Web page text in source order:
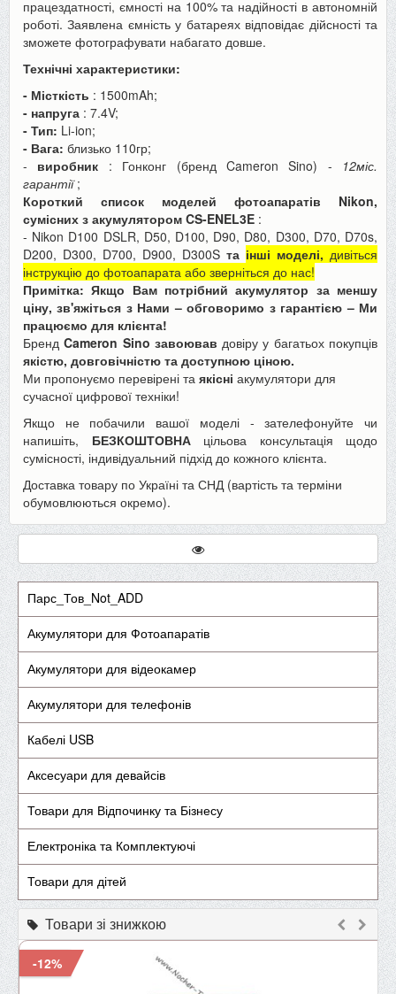
працездатності, ємності на 100% та надійності в автономній
роботі. Заявлена ємність у батареях відповідає дійсності та
зможете фотографувати набагато довше.
Технічні характеристики:
- Місткість : 1500mAh;
- напруга : 7.4V;
- Тип: Li-ion;
- Вага: близько 110гр;
- виробник : Гонконг (бренд Cameron Sino) - 12міс.
гарантії;
Короткий список моделей фотоапаратів Nikon,
сумісних з акумулятором CS-ENEL3E :
- Nikon D100 DSLR, D50, D100, D90, D80, D300, D70, D70s,
D200, D300, D700, D900, D300S та інші моделі, дивіться
інструкцію до фотоапарата або зверніться до нас!
Примітка: Якщо Вам потрібний акумулятор за меншу
ціну, зв'яжіться з Нами – обговоримо з гарантією – Ми
працюємо для клієнта!
БрендCameron Sino завоював довіру у багатьох покупців
якістю, довговічністю та доступною ціною.
Ми пропонуємо перевірені та якісні акумулятори для
сучасної цифрової техніки!
Якщо не побачили вашої моделі - зателефонуйте чи
напишіть, БЕЗКОШТОВНАцільова консультація щодо
сумісності, індивідуальний підхід до кожного клієнта.
Доставка товару по Україні та СНД (вартість та терміни
обумовлюються окремо).
Парс_Тов_Not_ADD
Акумулятори для Фотоапаратів
Акумулятори для відеокамер
Акумулятори для телефонів
Кабелі USB
Аксесуари для девайсів
Товари для Відпочинку та Бізнесу
Електроніка та Комплектуючі
Товари для дітей
Товари зі знижкою
-12%